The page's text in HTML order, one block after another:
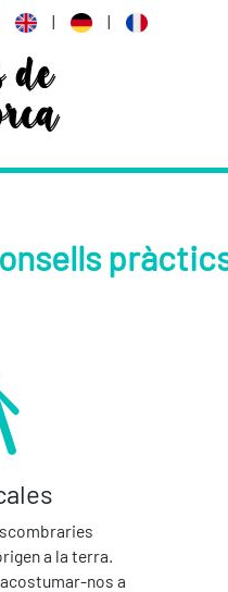
| |
de
a la terra.
nos a